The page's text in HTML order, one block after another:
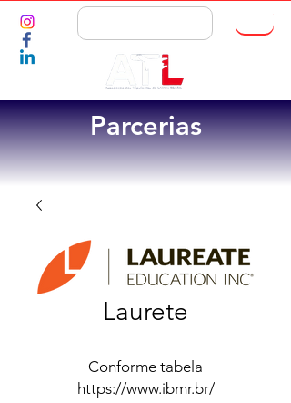
Parcerias
Laurete
Conforme tabela
https://www.ibmr.br/